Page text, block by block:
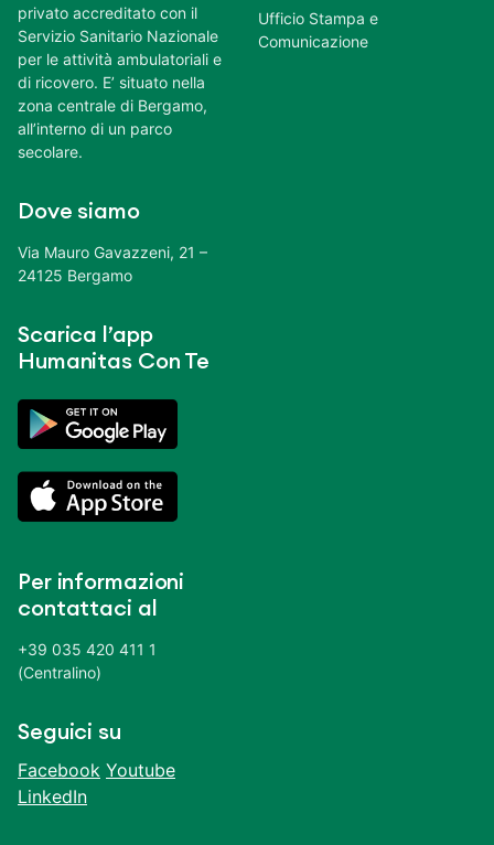
privato accreditato con il
Servizio Sanitario Nazionale
per le attività ambulatoriali e
di ricovero. E’ situato nella
zona centrale di Bergamo,
all’interno di un parco
secolare.
Dove siamo
Via Mauro Gavazzeni, 21 –
24125 Bergamo
Scarica l’app
Humanitas Con Te
Per informazioni
contattaci al
+39 035 420 411 1
(Centralino)
Seguici su
Facebook Youtube
LinkedIn
Ufficio Stampa e
Comunicazione